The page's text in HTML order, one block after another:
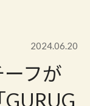
2024.06.20
ーフが